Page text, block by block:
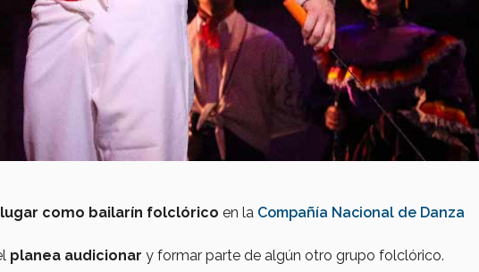
lugar como bailarín folclórico en la Compañía Nacional de Danza
planea audicionar y formar parte de algún otro grupo folclórico.